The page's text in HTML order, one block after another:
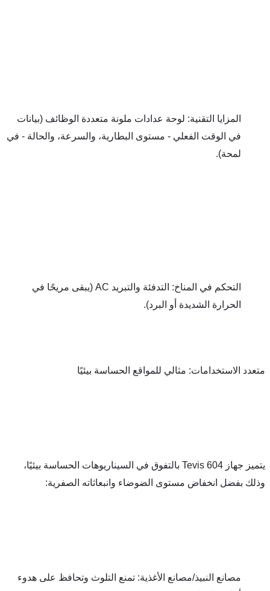
المزايا التقنية: لوحة عدادات ملونة متعددة الوظائف (بيانات
في الوقت الفعلي - مستوى البطارية، والسرعة، والحالة - في
الشديدة أو البرد).
مثالي للمواقع الحساسة بيئيًا
يتميز جهاز Tevis 604 بالتفوق في السيناريوهات الحساسة بيئيًا،
انخفاض مستوى الضوضاء وانبعاثاته الصفرية:
مصانع النبيذ/مصانع الأغذية: تمنع التلوث وتحافظ على هدوء